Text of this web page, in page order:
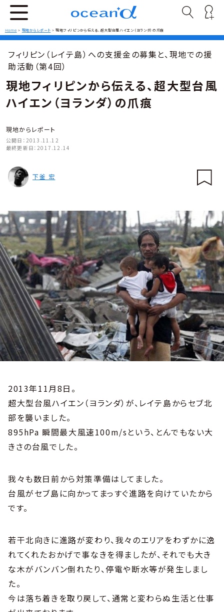
Home > 現地からレポート >現地フィリピンから伝える、超大型台風ハイエン（ヨランダ）の爪痕
フィリピン（レイテ島）への支援金の募集と、現地での援
助活動（第4回）
現地フィリピンから伝える、超大型台風
ハイエン（ヨランダ）の爪痕
現地からレポート
公開日： 2013.11.12
最終更新日： 2017.12.14
下釜 宏
2013年11月8日。
超大型台風ハイエン（ヨランダ）が、レイテ島からセブ北
部を襲いました。
895hPa 瞬間最大風速100m/sという、とんでもない大
きさの台風でした。
我々も数日前から対策準備はしてました。
台風がセブ島に向かってまっすぐ進路を向けていたから
です。
若干北向きに進路が変わり、我々のエリアをわずかに逸
れてくれたおかげで事なきを得ましたが、それでも大き
な木がバンバン倒れたり、停電や断水等が発生しまし
た。
今は落ち着きを取り戻して、通常と変わらぬ生活と仕事